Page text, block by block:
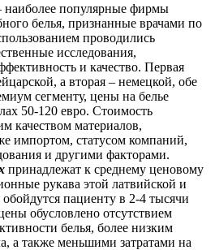
наиболее популярные фирмы
белья, признанные врачами по
проводились
исследования,
и качество. Первая
а вторая – немецкой, обе
сегменту, цены на белье
50-120 евро. Стоимость
качеством материалов,
импортом, статусом компаний,
и другими факторами.
принадлежат к среднему ценовому
рукава этой латвийской и
пациенту в 2-4 тысячи
обусловлено отсутствием
белья, более низким
а также меньшими затратами на